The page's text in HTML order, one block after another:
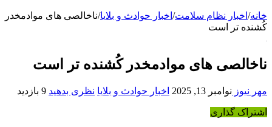
خانه/ اخبار نظام سلامت/ اخبار حوادث و بلایا/ناخالصی های موادمخدر
کُشنده تر است
ناخالصی های موادمخدر کُشنده تر است
مهر نیوز نوامبر 13, 2025 اخبار حوادث و بلایا نظری بدهید 9 بازدید
اشتراک گذاری